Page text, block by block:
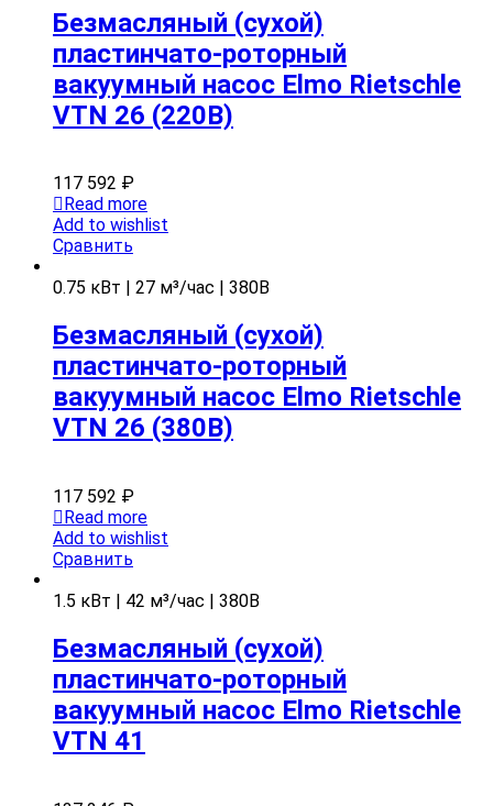
Безмасляный (сухой)
пластинчато-роторный
вакуумный насос Elmo Rietschle
VTN 26 (220В)
117 592 ₽
Read more
Add to wishlist
Сравнить
0.75 кВт | 27 м³/час | 380В
Безмасляный (сухой)
пластинчато-роторный
вакуумный насос Elmo Rietschle
VTN 26 (380В)
117 592 ₽
Read more
Add to wishlist
Сравнить
1.5 кВт | 42 м³/час | 380В
Безмасляный (сухой)
пластинчато-роторный
вакуумный насос Elmo Rietschle
VTN 41